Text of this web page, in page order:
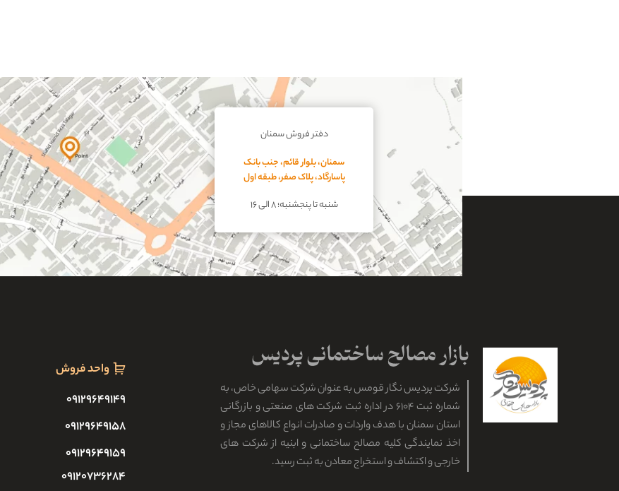
دفتر فروش سمنان
سمنان، بلوار قائم، جنب بانک
پاسارگاد، پلاک صفر، طبقه اول
شنبه تا پنجشنبه؛ ۸ الی ۱۶
شرکت پردیس نگار قومس به عنوان شرکت سهامی خاص، به
شماره ثبت ۶۱۰۴ در اداره ثبت شرکت های صنعتی و بازرگانی
استان سمنان با هدف واردات و صادرات انواع کالاهای مجاز و
اخذ نمایندگی کلیه مصالح ساختمانی و ابنیه از شرکت های
خارجی و اکتشاف و استخراج معادن به ثبت رسید.
واحد فروش
۰۹۱۲۹۶۴۹۱۴۹
۰۹۱۲۹۶۴۹۱۵۸
۰۹۱۲۹۶۴۹۱۵۹
۰۹۱۲۰۷۳۶۲۸۴